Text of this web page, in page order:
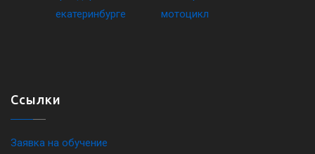
Ссылки
Заявка на обучение